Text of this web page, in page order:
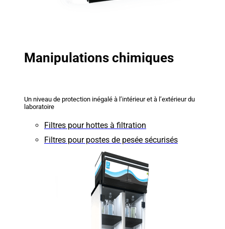
Manipulations chimiques
Un niveau de protection inégalé à l’intérieur et à l’extérieur du
laboratoire
Filtres pour hottes à filtration
Filtres pour postes de pesée sécurisés